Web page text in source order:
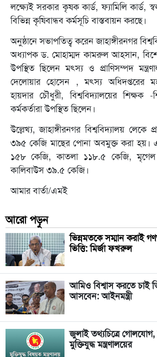
লক্ষ্যেই সরকার কৃষক কার্ড, ফ্যামিলি কার্ড,
বিভিন্ন কৃষিবান্ধব কর্মসূচি বাস্তবায়ন করছে।
অনুষ্ঠানে সভাপতিত্ব করেন জাহাঙ্গীরনগর
অধ্যাপক ড. মোহাম্মদ কামরুল আহসান,
উপস্থিত ছিলেন মৎস্য ও প্রাণিসম্পদ
দেলোয়ার হোসেন , মৎস্য অধিদপ্তরের
হায়দার চৌধুরী, বিশ্ববিদ্যালয়ের শিক্ষক -
কর্মকর্তারা উপস্থিত ছিলেন।
উল্লেখ্য, জাহাঙ্গীরনগর বিশ্ববিদ্যালয় লেকে
৩৯৫ কেজি মাছের পোনা অবমুক্ত করা হয়।
১৫৮ কেজি, কাতলা ১১৮.৫ কেজি,
কালিবাউস ৩৯.৫ কেজি।
আমার বার্তা/এমই
আরো পড়ুন
ভিন্নমতকে সম্মান করাই
ভিত্তি: মির্জা ফখরুল
আমিও বিশ্বাস করতে চাই
আসবেন: আইনমন্ত্রী
জুলাই তথ্যচিত্রে গোলযোগ,
মুক্তিযুদ্ধ মন্ত্রণালয়ের